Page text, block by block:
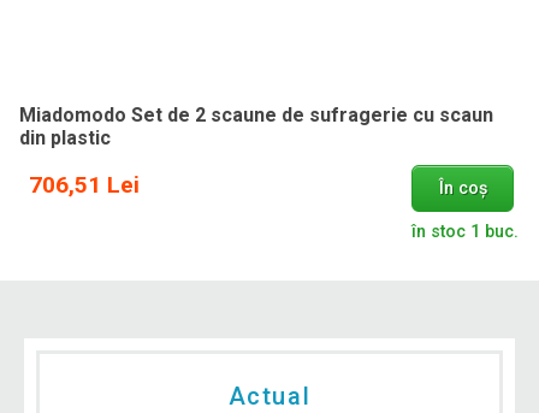
Miadomodo Set de 2 scaune de sufragerie cu scaun
din plastic
706,51 Lei În coș
în stoc 1 buc.
Actual